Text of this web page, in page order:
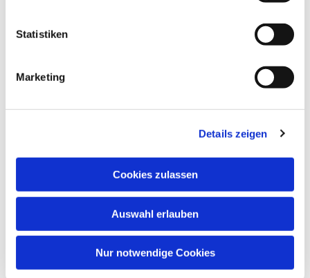
Statistiken
Marketing
Details zeigen
Cookies zulassen
Auswahl erlauben
Nur notwendige Cookies
Kirchengemeinde­­ St. Franziskus